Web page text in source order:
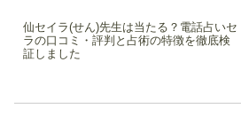
仙セイラ(せん)先生は当たる？電話占いセ
ラの口コミ・評判と占術の特徴を徹底検
証しました